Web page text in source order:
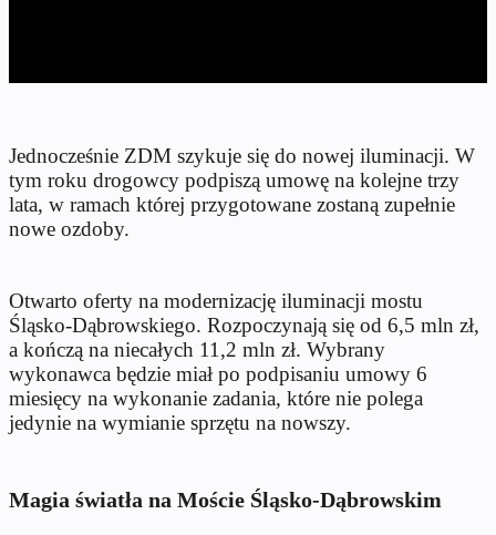
Jednocześnie ZDM szykuje się do nowej iluminacji. W
tym roku drogowcy podpiszą umowę na kolejne trzy
lata, w ramach której przygotowane zostaną zupełnie
nowe ozdoby.
Otwarto oferty na modernizację iluminacji mostu
Śląsko-Dąbrowskiego. Rozpoczynają się od 6,5 mln zł,
a kończą na niecałych 11,2 mln zł. Wybrany
wykonawca będzie miał po podpisaniu umowy 6
miesięcy na wykonanie zadania, które nie polega
jedynie na wymianie sprzętu na nowszy.
Magia światła na Moście Śląsko-Dąbrowskim